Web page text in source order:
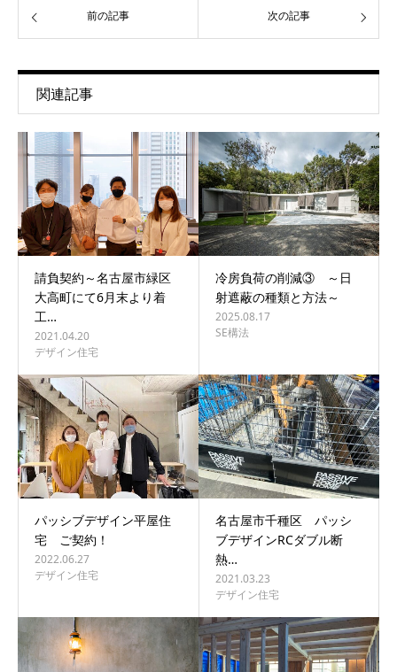
前の記事 次の記事
関連記事
請負契約～名古屋市緑区
大高町にて6月末より着
工…
2021.04.20
デザイン住宅
冷房負荷の削減③ ～日
射遮蔽の種類と方法～
2025.08.17
SE構法
パッシブデザイン平屋住
宅 ご契約！
2022.06.27
デザイン住宅
名古屋市千種区 パッシ
ブデザインRCダブル断
熱…
2021.03.23
デザイン住宅